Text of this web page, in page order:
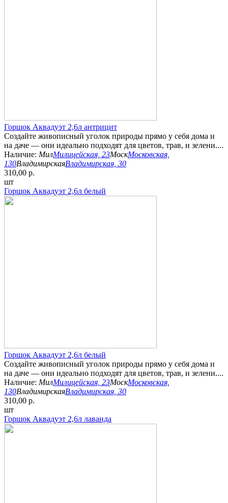
Горшок Аквадуэт 2,6л антрицит
Создайте живописный уголок природы прямо у себя дома и
на даче — они идеально подходят для цветов, трав, и зелени....
Наличие: МилМилицейская, 23МоскМосковская,
130ВладимирскаяВладимирская, 30
310,00 р.
шт
Горшок Аквадуэт 2,6л белый
Горшок Аквадуэт 2,6л белый
Создайте живописный уголок природы прямо у себя дома и
на даче — они идеально подходят для цветов, трав, и зелени....
Наличие: МилМилицейская, 23МоскМосковская,
130ВладимирскаяВладимирская, 30
310,00 р.
шт
Горшок Аквадуэт 2,6л лаванда